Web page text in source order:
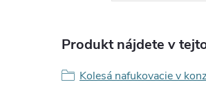
Produkt nájdete v
Kolesá nafukovacie v